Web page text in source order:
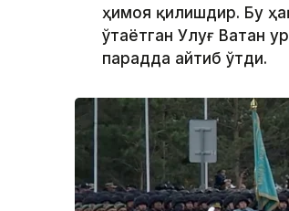
ҳимоя қилишдир. Бу
ўтаётган Улуғ Ватан
парадда айтиб ўтди.